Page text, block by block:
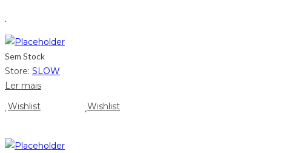
.
Sem Stock
Store: SLOW
Ler mais
Wishlist
Wishlist